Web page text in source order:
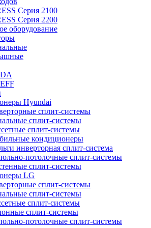
Серия 2100
Серия 2200
оборудование
Hyundai
сплит-системы
сплит-системы
сплит-системы
кондиционеры
инверторная сплит-система
потолочные сплит-системы
сплит-системы
LG
сплит-системы
сплит-системы
сплит-системы
сплит-системы
потолочные сплит-системы